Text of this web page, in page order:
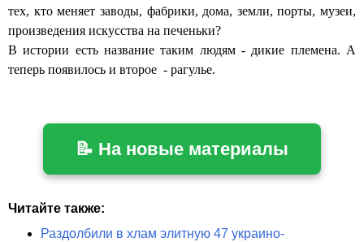
тех, кто меняет заводы, фабрики, дома, земли, порты, музеи,
произведения искусства на печеньки?
В истории есть название таким людям - дикие племена. А
теперь появилось и второе - рагулье.
📝 На новые материалы
Читайте также:
Раздолбили в хлам элитную 47 украино-